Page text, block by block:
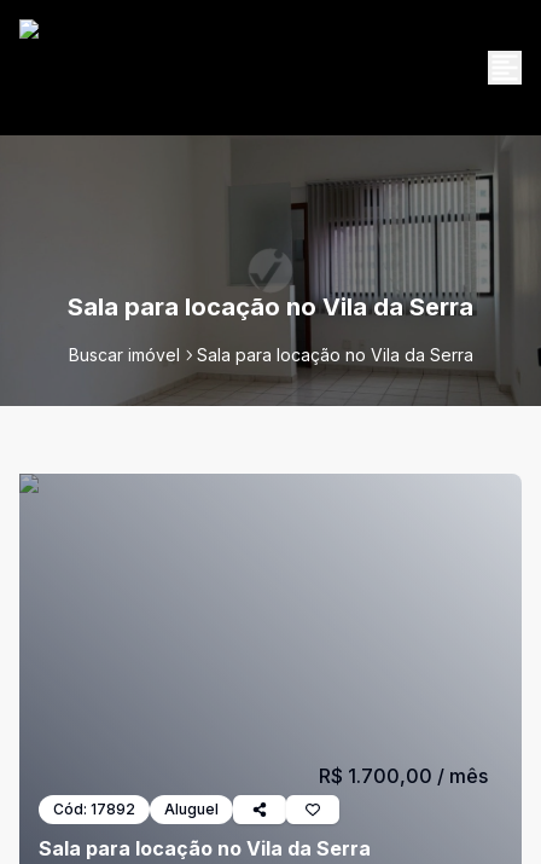
Sala para locação no Vila da Serra
Buscar imóvel Sala para locação no Vila da Serra
Cód: 17892 Aluguel
Sala para locação no Vila da Serra
R$ 1.700,00 / mês